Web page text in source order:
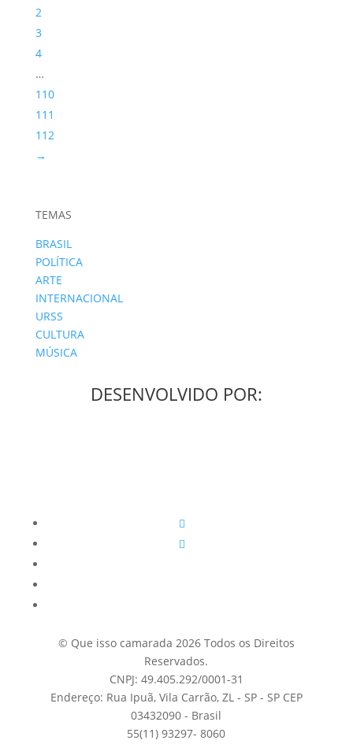
2
3
4
…
110
111
112
→
TEMAS
BRASIL
POLÍTICA
ARTE
INTERNACIONAL
URSS
CULTURA
MÚSICA
DESENVOLVIDO POR:
© Que isso camarada 2026 Todos os Direitos
Reservados.
CNPJ: 49.405.292/0001-31
Endereço: Rua Ipuã, Vila Carrão, ZL - SP - SP CEP
03432090 - Brasil
55(11) 93297- 8060